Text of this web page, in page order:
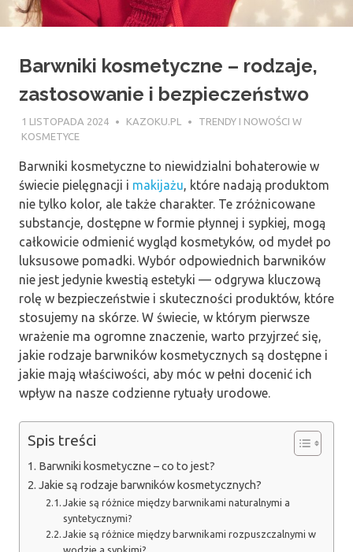
Barwniki kosmetyczne – rodzaje,
zastosowanie i bezpieczeństwo
1 LISTOPADA 2024 KAZOKU.PL
TRENDY I NOWOŚCI W
KOSMETYCE
Barwniki kosmetyczne to niewidzialni bohaterowie w
świecie pielęgnacji i makijażu, które nadają produktom
nie tylko kolor, ale także charakter. Te zróżnicowane
substancje, dostępne w formie płynnej i sypkiej, mogą
całkowicie odmienić wygląd kosmetyków, od mydeł po
luksusowe pomadki. Wybór odpowiednich barwników
nie jest jedynie kwestią estetyki — odgrywa kluczową
rolę w bezpieczeństwie i skuteczności produktów, które
stosujemy na skórze. W świecie, w którym pierwsze
wrażenie ma ogromne znaczenie, warto przyjrzeć się,
jakie rodzaje barwników kosmetycznych są dostępne i
jakie mają właściwości, aby móc w pełni docenić ich
wpływ na nasze codzienne rytuały urodowe.
Spis treści
Barwniki kosmetyczne – co to jest?
Jakie są rodzaje barwników kosmetycznych?
Jakie są różnice między barwnikami naturalnymi a
syntetycznymi?
Jakie są różnice między barwnikami rozpuszczalnymi w
wodzie a sypkimi?